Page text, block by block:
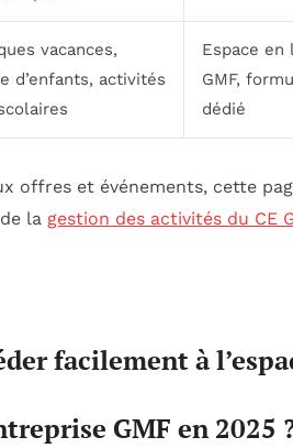
vacances,
d’enfants, activités
Espace en
GMF,
dédié
offres et événements, cette
la gestion des activités du CE
facilement à
GMF en 2025